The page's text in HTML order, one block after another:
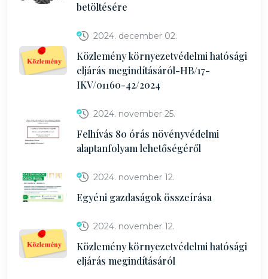
betöltésére
2024. december 02.
Közlemény környezetvédelmi hatósági
eljárás megindításáról-HB/17-
IKV/01160-42/2024
2024. november 25.
Felhívás 80 órás növényvédelmi
alaptanfolyam lehetőségéről
2024. november 12.
Egyéni gazdaságok összeírása
2024. november 12.
Közlemény környezetvédelmi hatósági
eljárás megindításáról